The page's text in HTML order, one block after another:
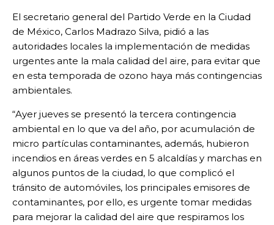
El secretario general del Partido Verde en la Ciudad
de México, Carlos Madrazo Silva, pidió a las
autoridades locales la implementación de medidas
urgentes ante la mala calidad del aire, para evitar que
en esta temporada de ozono haya más contingencias
ambientales.
“Ayer jueves se presentó la tercera contingencia
ambiental en lo que va del año, por acumulación de
micro partículas contaminantes, además, hubieron
incendios en áreas verdes en 5 alcaldías y marchas en
algunos puntos de la ciudad, lo que complicó el
tránsito de automóviles, los principales emisores de
contaminantes, por ello, es urgente tomar medidas
para mejorar la calidad del aire que respiramos los